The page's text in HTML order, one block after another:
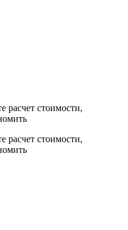
расчет стоимости,
расчет стоимости,